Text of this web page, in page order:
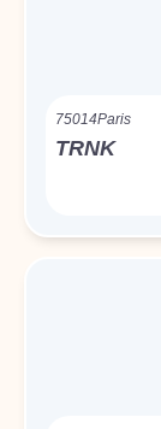
75014Paris
TRNK